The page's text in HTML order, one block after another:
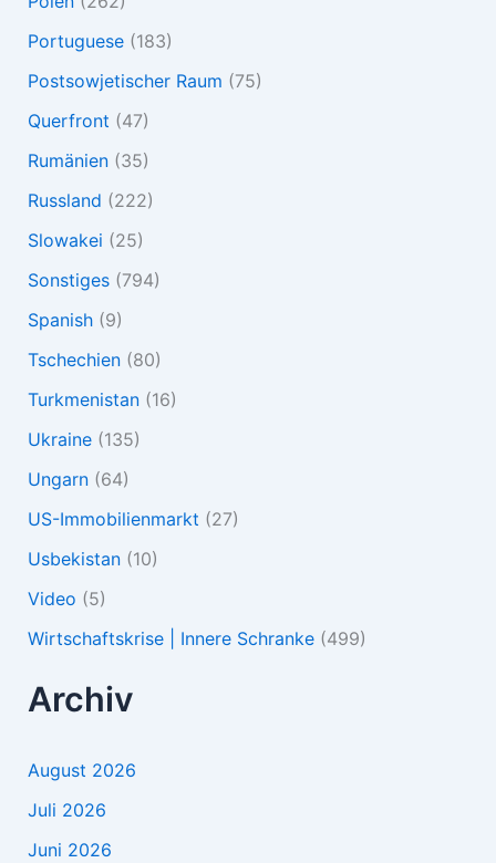
Portuguese(183)
Postsowjetischer Raum (75)
Querfront (47)
Rumänien(35)
Russland (222)
Slowakei (25)
Sonstiges(794)
Spanish(9)
Tschechien(80)
Turkmenistan(16)
Ukraine(135)
Ungarn(64)
US-Immobilienmarkt (27)
Usbekistan(10)
Video (5)
Wirtschaftskrise | Innere Schranke(499)
Archiv
August 2026
Juli 2026
Juni 2026